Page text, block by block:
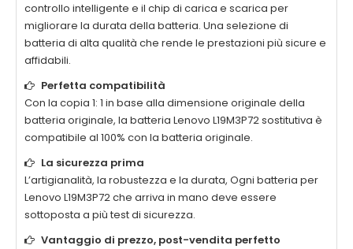
controllo intelligente e il chip di carica e scarica per
migliorare la durata della batteria. Una selezione di
batteria di alta qualità che rende le prestazioni più sicure e
affidabili.
Perfetta compatibilità
Con la copia 1: 1 in base alla dimensione originale della
batteria originale, la batteria Lenovo L19M3P72sostitutiva è
compatibile al 100% con la batteria originale.
La sicurezza prima
L’artigianalità, la robustezza e la durata, Ogni batteria per
Lenovo L19M3P72che arriva in mano deve essere
sottoposta a più test di sicurezza.
Vantaggio di prezzo, post-vendita perfetto